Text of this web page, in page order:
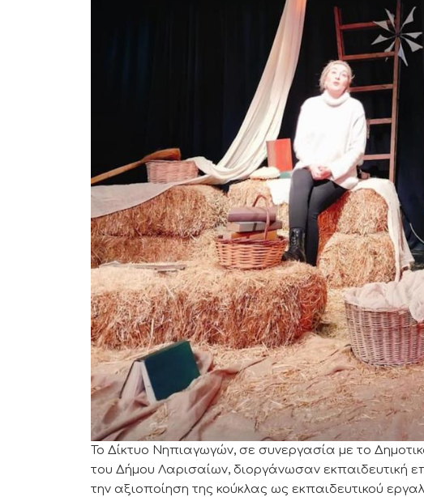
Το Δίκτυο Νηπιαγωγών, σε συνεργασία με το
του Δήμου Λαρισαίων, διοργάνωσαν εκπαιδευτική
την αξιοποίηση της κούκλας ως εκπαιδευτικού